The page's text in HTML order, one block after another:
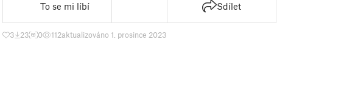
To se mi líbí Sdílet
3 23 0 112aktualizováno 1. prosince 2023